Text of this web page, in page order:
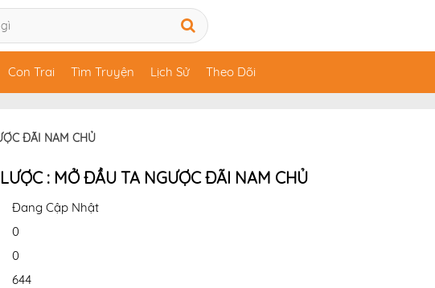
Con Trai Tìm Truyện Lịch Sử Theo Dõi
ĐÃI NAM CHỦ
: MỞ ĐẦU TA NGƯỢC ĐÃI NAM CHỦ
Đang Cập Nhật
0
0
644